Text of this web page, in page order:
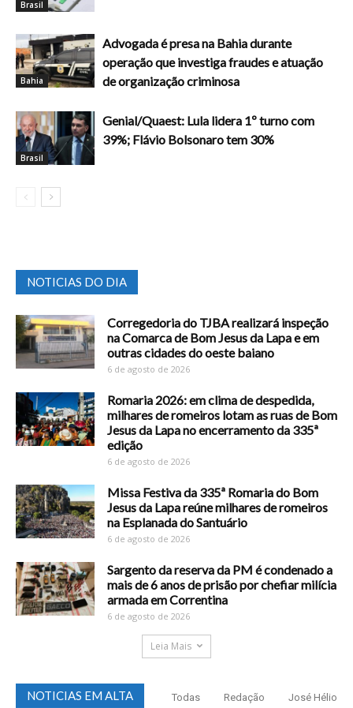
Brasil
Bahia
Advogada é presa na Bahia durante
operação que investiga fraudes e atuação
de organização criminosa
Brasil
Genial/Quaest: Lula lidera 1º turno com
39%; Flávio Bolsonaro tem 30%
NOTICIAS DO DIA
Corregedoria do TJBA realizará inspeção
na Comarca de Bom Jesus da Lapa e em
outras cidades do oeste baiano
6 de agosto de 2026
Romaria 2026: em clima de despedida,
milhares de romeiros lotam as ruas de Bom
Jesus da Lapa no encerramento da 335ª
edição
6 de agosto de 2026
Missa Festiva da 335ª Romaria do Bom
Jesus da Lapa reúne milhares de romeiros
na Esplanada do Santuário
6 de agosto de 2026
Sargento da reserva da PM é condenado a
mais de 6 anos de prisão por chefiar milícia
armada em Correntina
6 de agosto de 2026
Leia Mais
NOTICIAS EM ALTA Todas Redação José Hélio